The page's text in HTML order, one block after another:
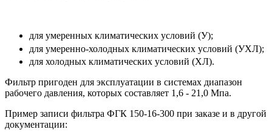
для умеренных климатических условий (У);
для умеренно-холодных климатических условий (УХЛ);
для холодных климатических условий (ХЛ).
Фильтр пригоден для эксплуатации в системах диапазон
рабочего давления, которых составляет 1,6 - 21,0 Мпа.
Пример записи фильтра ФГК 150-16-300 при заказе и в другой
документации: